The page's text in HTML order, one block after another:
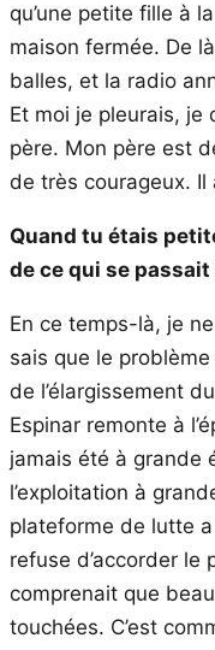
qu’une petite fille à
maison fermée. De
balles, et la radio
Et moi je pleurais, je
père. Mon père est
de très courageux.
Quand tu étais
de ce qui se passait
En ce temps-là, je
sais que le
de l’élargissement
Espinar remonte à
jamais été à grande
l’exploitation à
plateforme de lutte
refuse d’accorder le
comprenait que
touchées. C’est